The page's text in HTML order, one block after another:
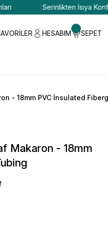
Serinlikten Isıya Konfor
HESABIM SEPET
- 18mm PVC İnsulated
Makaron - 18mm